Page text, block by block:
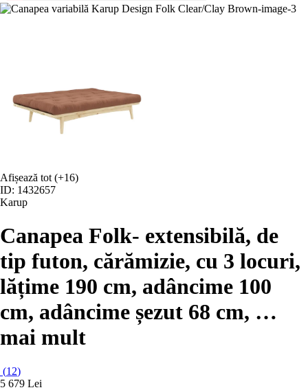
Afișează tot (+16)
ID: 1432657
Karup
Canapea Folk- extensibilă, de
tip futon, cărămizie, cu 3 locuri,
lățime 190 cm, adâncime 100
cm, adâncime șezut 68 cm, …
mai mult
(12)
5 679 Lei